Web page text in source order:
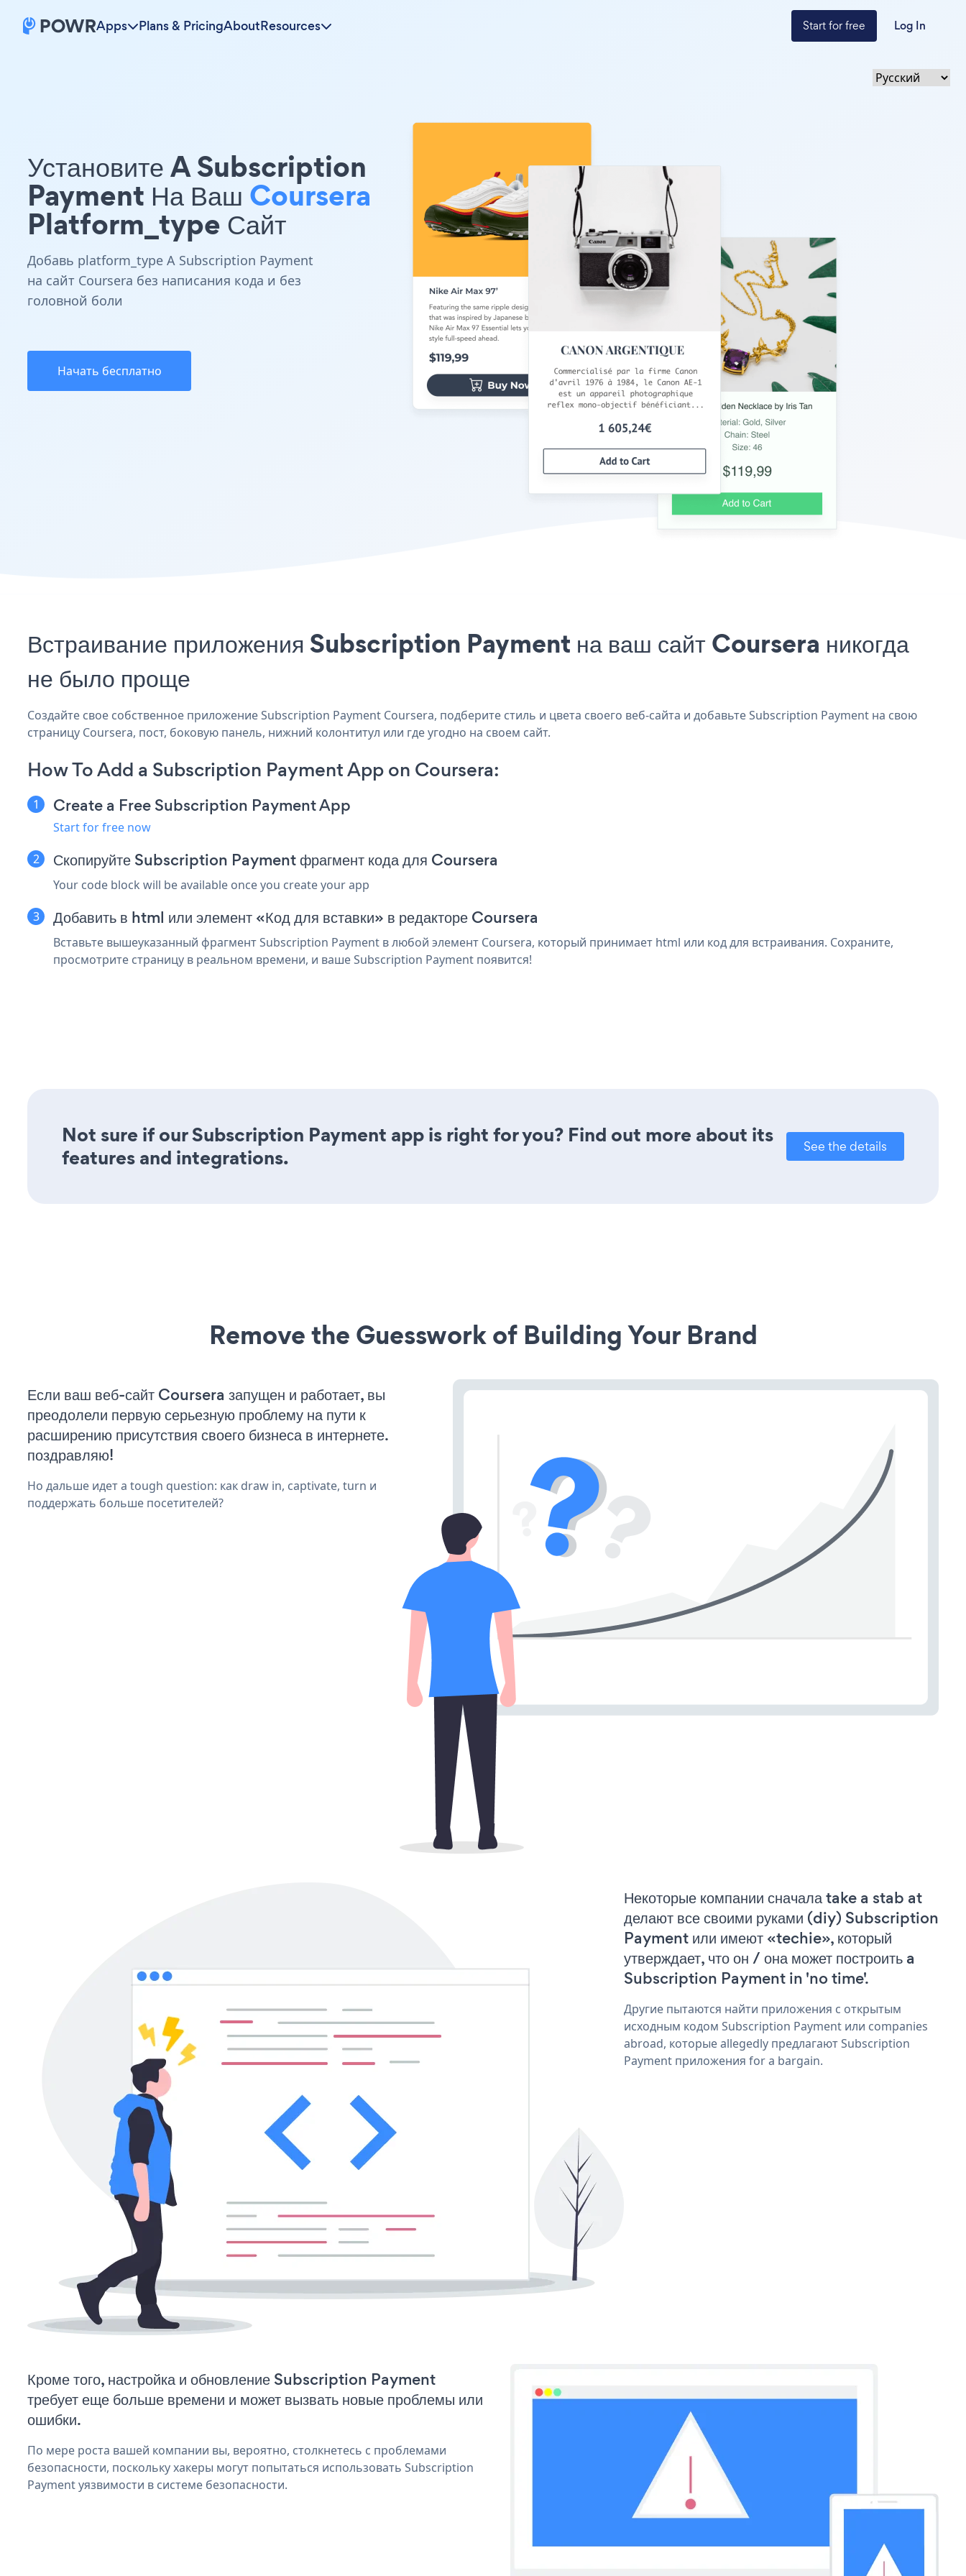
Apps Plans & PricingAboutResources Start for free Log In
Установите A Subscription
Payment На Ваш Coursera
Platform_type Сайт
Добавь platform_type A Subscription Payment
на сайт Coursera без написания кода и без
головной боли
Начать бесплатно
Встраивание приложения Subscription Payment на ваш сайт Coursera никогда
не было проще
Создайте свое собственное приложение Subscription Payment Coursera, подберите стиль и цвета своего веб-сайта и добавьте Subscription Payment на свою
страницу Coursera, пост, боковую панель, нижний колонтитул или где угодно на своем сайт.
How To Add a Subscription Payment App on Coursera:
Create a Free Subscription Payment App
Start for free now
Скопируйте Subscription Payment фрагмент кода для Coursera
Your code block will be available once you create your app
Добавить в html или элемент «Код для вставки» в редакторе Coursera
Вставьте вышеуказанный фрагмент Subscription Payment в любой элемент Coursera, который принимает html или код для встраивания. Сохраните,
просмотрите страницу в реальном времени, и ваше Subscription Payment появится!
Not sure if our Subscription Payment app is right for you? Find out more about its
features and integrations.
See the details
Remove the Guesswork of Building Your Brand
Если ваш веб-сайт Coursera запущен и работает, вы
преодолели первую серьезную проблему на пути к
расширению присутствия своего бизнеса в интернете.
поздравляю!
Но дальше идет a tough question: как draw in, captivate, turn и
поддержать больше посетителей?
Некоторые компании сначала take a stab at
делают все своими руками (diy) Subscription
Payment или имеют «techie», который
утверждает, что он / она может построить a
Subscription Payment in 'no time'.
Другие пытаются найти приложения с открытым
исходным кодом Subscription Payment или companies
abroad, которые allegedly предлагают Subscription
Payment приложения for a bargain.
Кроме того, настройка и обновление Subscription Payment
требует еще больше времени и может вызвать новые проблемы или
ошибки.
По мере роста вашей компании вы, вероятно, столкнетесь с проблемами
безопасности, поскольку хакеры могут попытаться использовать Subscription
Payment уязвимости в системе безопасности.